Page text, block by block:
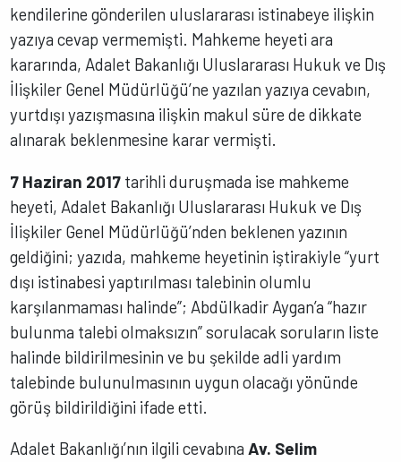
kendilerine gönderilen uluslararası istinabeye ilişkin
yazıya cevap vermemişti. Mahkeme heyeti ara
kararında, Adalet Bakanlığı Uluslararası Hukuk ve Dış
İlişkiler Genel Müdürlüğü’ne yazılan yazıya cevabın,
yurtdışı yazışmasına ilişkin makul süre de dikkate
alınarak beklenmesine karar vermişti.
7 Haziran 2017 tarihli duruşmada ise mahkeme
heyeti, Adalet Bakanlığı Uluslararası Hukuk ve Dış
İlişkiler Genel Müdürlüğü’nden beklenen yazının
geldiğini; yazıda, mahkeme heyetinin iştirakiyle “yurt
dışı istinabesi yaptırılması talebinin olumlu
karşılanmaması halinde”; Abdülkadir Aygan’a “hazır
bulunma talebi olmaksızın” sorulacak soruların liste
halinde bildirilmesinin ve bu şekilde adli yardım
talebinde bulunulmasının uygun olacağı yönünde
görüş bildirildiğini ifade etti.
Adalet Bakanlığı’nın ilgili cevabına Av. Selim